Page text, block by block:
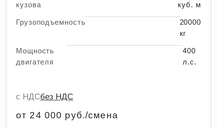
кузова
куб. м
Грузоподъемность
20000
кг
Мощность
двигателя
400
л.с.
с НДСбез НДС
от 24 000 руб./смена